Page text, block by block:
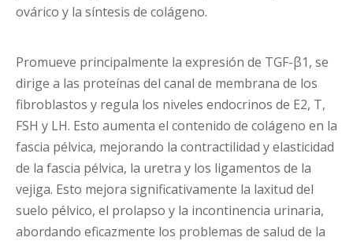
ovárico y la síntesis de colágeno.
Promueve principalmente la expresión de TGF-β1, se
dirige a las proteínas del canal de membrana de los
fibroblastos y regula los niveles endocrinos de E2, T,
FSH y LH. Esto aumenta el contenido de colágeno en la
fascia pélvica, mejorando la contractilidad y elasticidad
de la fascia pélvica, la uretra y los ligamentos de la
vejiga. Esto mejora significativamente la laxitud del
suelo pélvico, el prolapso y la incontinencia urinaria,
abordando eficazmente los problemas de salud de la